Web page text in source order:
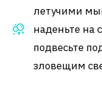
летучими
наденьте на
подвесьте
зловещим